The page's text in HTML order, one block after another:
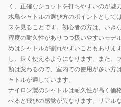
ー
4
12
個
入
り
く、正確なショットを打ちやすいのが魅力
水鳥シャトルの選び方のポイントとして
スを見ることです。初心者の方は、いき
程度の耐久性がありつつ扱いやすいモデ
めはシャトルが割れやすいこともありま
し、長く使えるようになります。また、
類は変わるので、室内での使用が多い方
ャトルが適しています。
ナイロン製のシャトルは耐久性が高く価
べると飛びの感覚が異なります。リアル